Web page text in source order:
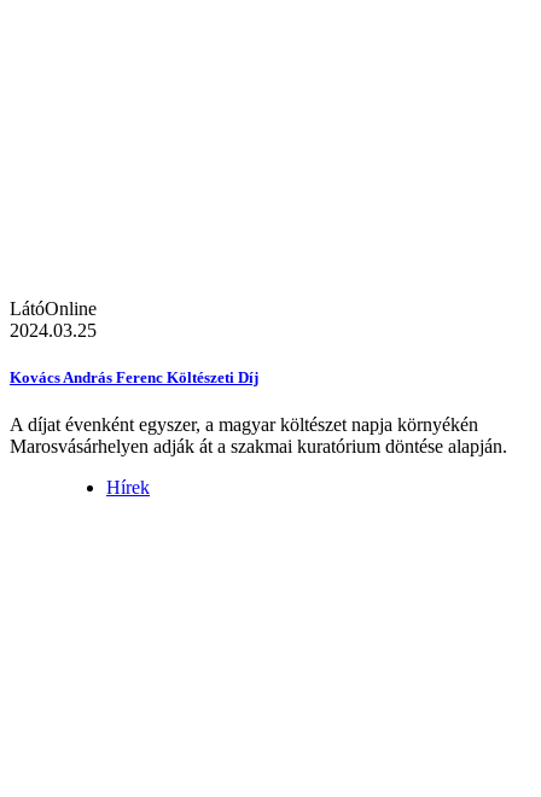
LátóOnline
2024.03.25
Kovács András Ferenc Költészeti Díj
A díjat évenként egyszer, a magyar költészet napja környékén
Marosvásárhelyen adják át a szakmai kuratórium döntése alapján.
Hírek